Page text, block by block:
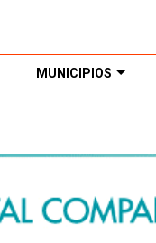
MUNICIPIOS